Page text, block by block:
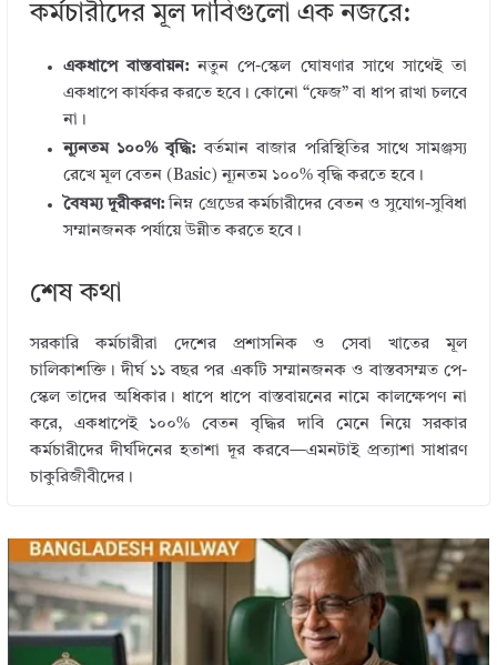
কর্মচারীদের মূল দাবিগুলো এক নজরে:
একধাপে বাস্তবায়ন:নতুন পে-স্কেল ঘোষণার সাথে সাথেই তা
একধাপে কার্যকর করতে হবে। কোনো “ফেজ” বা ধাপ রাখা চলবে
না।
ন্যূনতম ১০০% বৃদ্ধি:বর্তমান বাজার পরিস্থিতির সাথে সামঞ্জস্য
রেখে মূল বেতন (Basic) ন্যূনতম ১০০% বৃদ্ধি করতে হবে।
বৈষম্য দূরীকরণ:নিম্ন গ্রেডের কর্মচারীদের বেতন ও সুযোগ-সুবিধা
সম্মানজনক পর্যায়ে উন্নীত করতে হবে।
শেষ কথা
সরকারি কর্মচারীরা দেশের প্রশাসনিক ও সেবা খাতের মূল
চালিকাশক্তি। দীর্ঘ ১১ বছর পর একটি সম্মানজনক ও বাস্তবসম্মত পে-
স্কেল তাদের অধিকার। ধাপে ধাপে বাস্তবায়নের নামে কালক্ষেপণ না
করে, একধাপেই ১০০% বেতন বৃদ্ধির দাবি মেনে নিয়ে সরকার
কর্মচারীদের দীর্ঘদিনের হতাশা দূর করবে—এমনটাই প্রত্যাশা সাধারণ
চাকুরিজীবীদের।